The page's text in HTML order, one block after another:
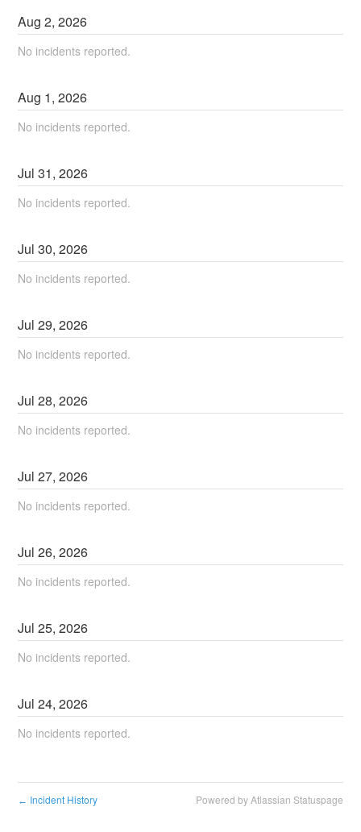
Aug2,2026
No incidents reported.
Aug 1,2026
No incidents reported.
Jul31,2026
No incidents reported.
Jul30,2026
No incidents reported.
Jul29,2026
No incidents reported.
Jul28,2026
No incidents reported.
Jul27,2026
No incidents reported.
Jul26,2026
No incidents reported.
Jul25,2026
No incidents reported.
Jul24,2026
No incidents reported.
← Incident History Powered by Atlassian Statuspage